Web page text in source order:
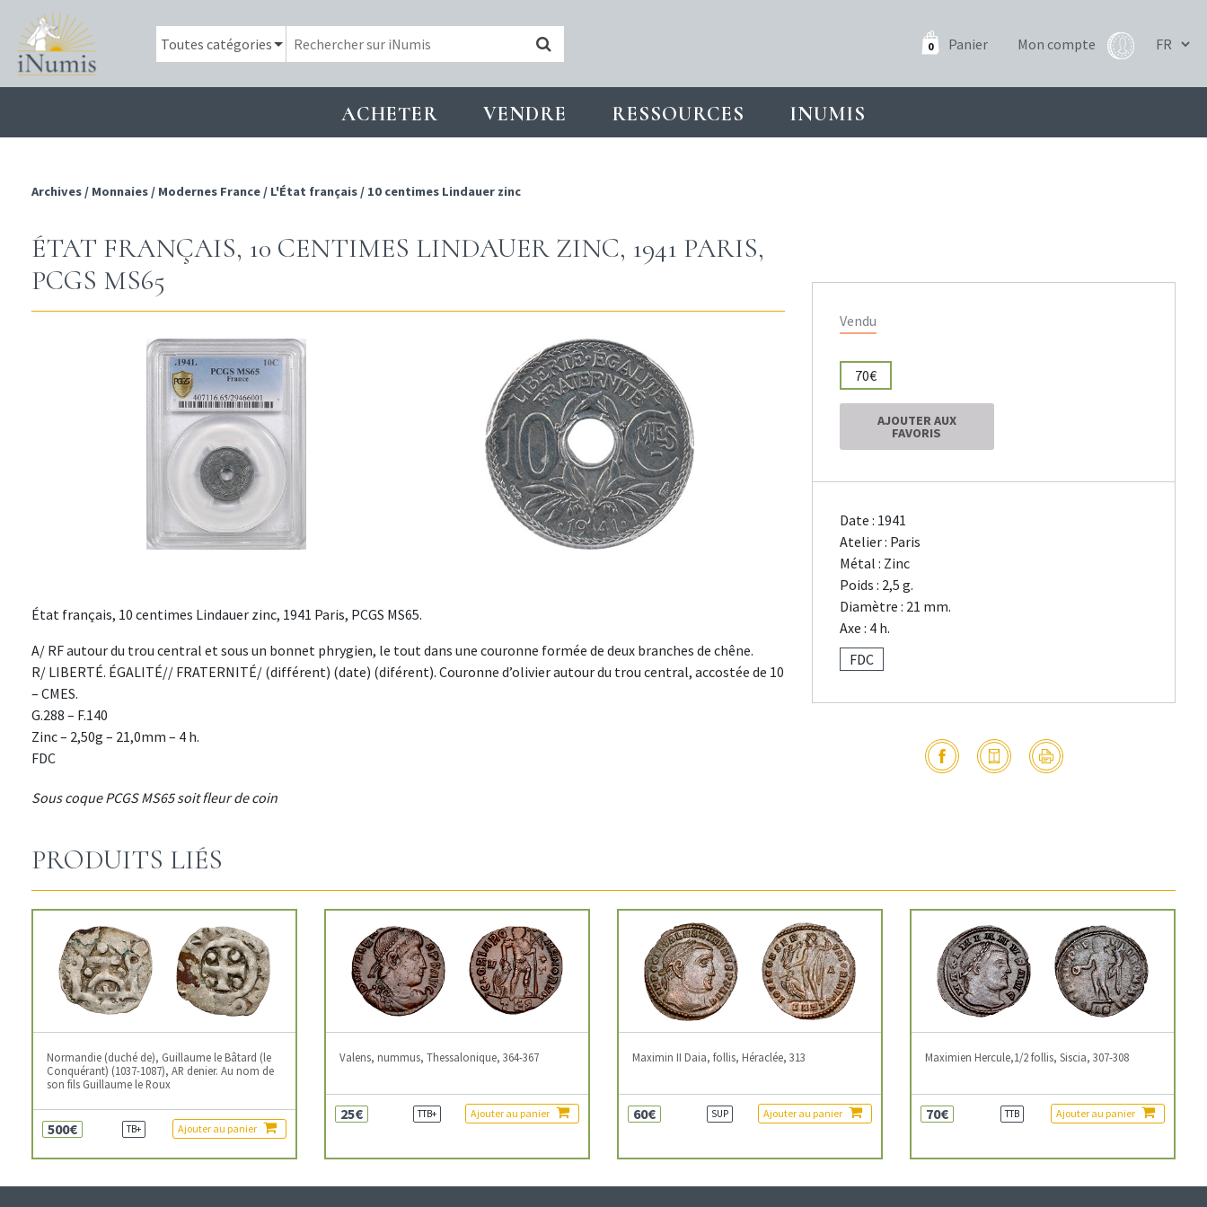
0 Panier Mon compte
ACHETER VENDRE RESSOURCES INUMIS
Archives / Monnaies / Modernes France / L'État français / 10 centimes Lindauer zinc
ÉTAT FRANÇAIS, 10 CENTIMES LINDAUER ZINC, 1941 PARIS,
PCGS MS65
État français, 10 centimes Lindauer zinc, 1941 Paris, PCGS MS65.
A/ RF autour du trou central et sous un bonnet phrygien, le tout dans une couronne formée de deux branches de chêne.
R/ LIBERTÉ. ÉGALITÉ// FRATERNITÉ/ (différent) (date) (diférent). Couronne d’olivier autour du trou central, accostée de 10
– CMES.
G.288 – F.140
Zinc – 2,50g – 21,0mm – 4 h.
FDC
Sous coque PCGS MS65 soit fleur de coin
Vendu
70€
AJOUTER AUX
FAVORIS
Date : 1941
Atelier : Paris
Métal : Zinc
Poids : 2,5 g.
Diamètre : 21 mm.
Axe : 4 h.
FDC
PRODUITS LIÉS
Normandie (duché de), Guillaume le Bâtard (le
Conquérant) (1037-1087), AR denier. Au nom de
son fils Guillaume le Roux
500€ TB+ Ajouter au panier
Valens, nummus, Thessalonique, 364-367
25€ TTB+ Ajouter au panier
Maximin II Daia, follis, Héraclée, 313
60€ SUP Ajouter au panier
Maximien Hercule,1/2 follis, Siscia, 307-308
70€ TTB Ajouter au panier